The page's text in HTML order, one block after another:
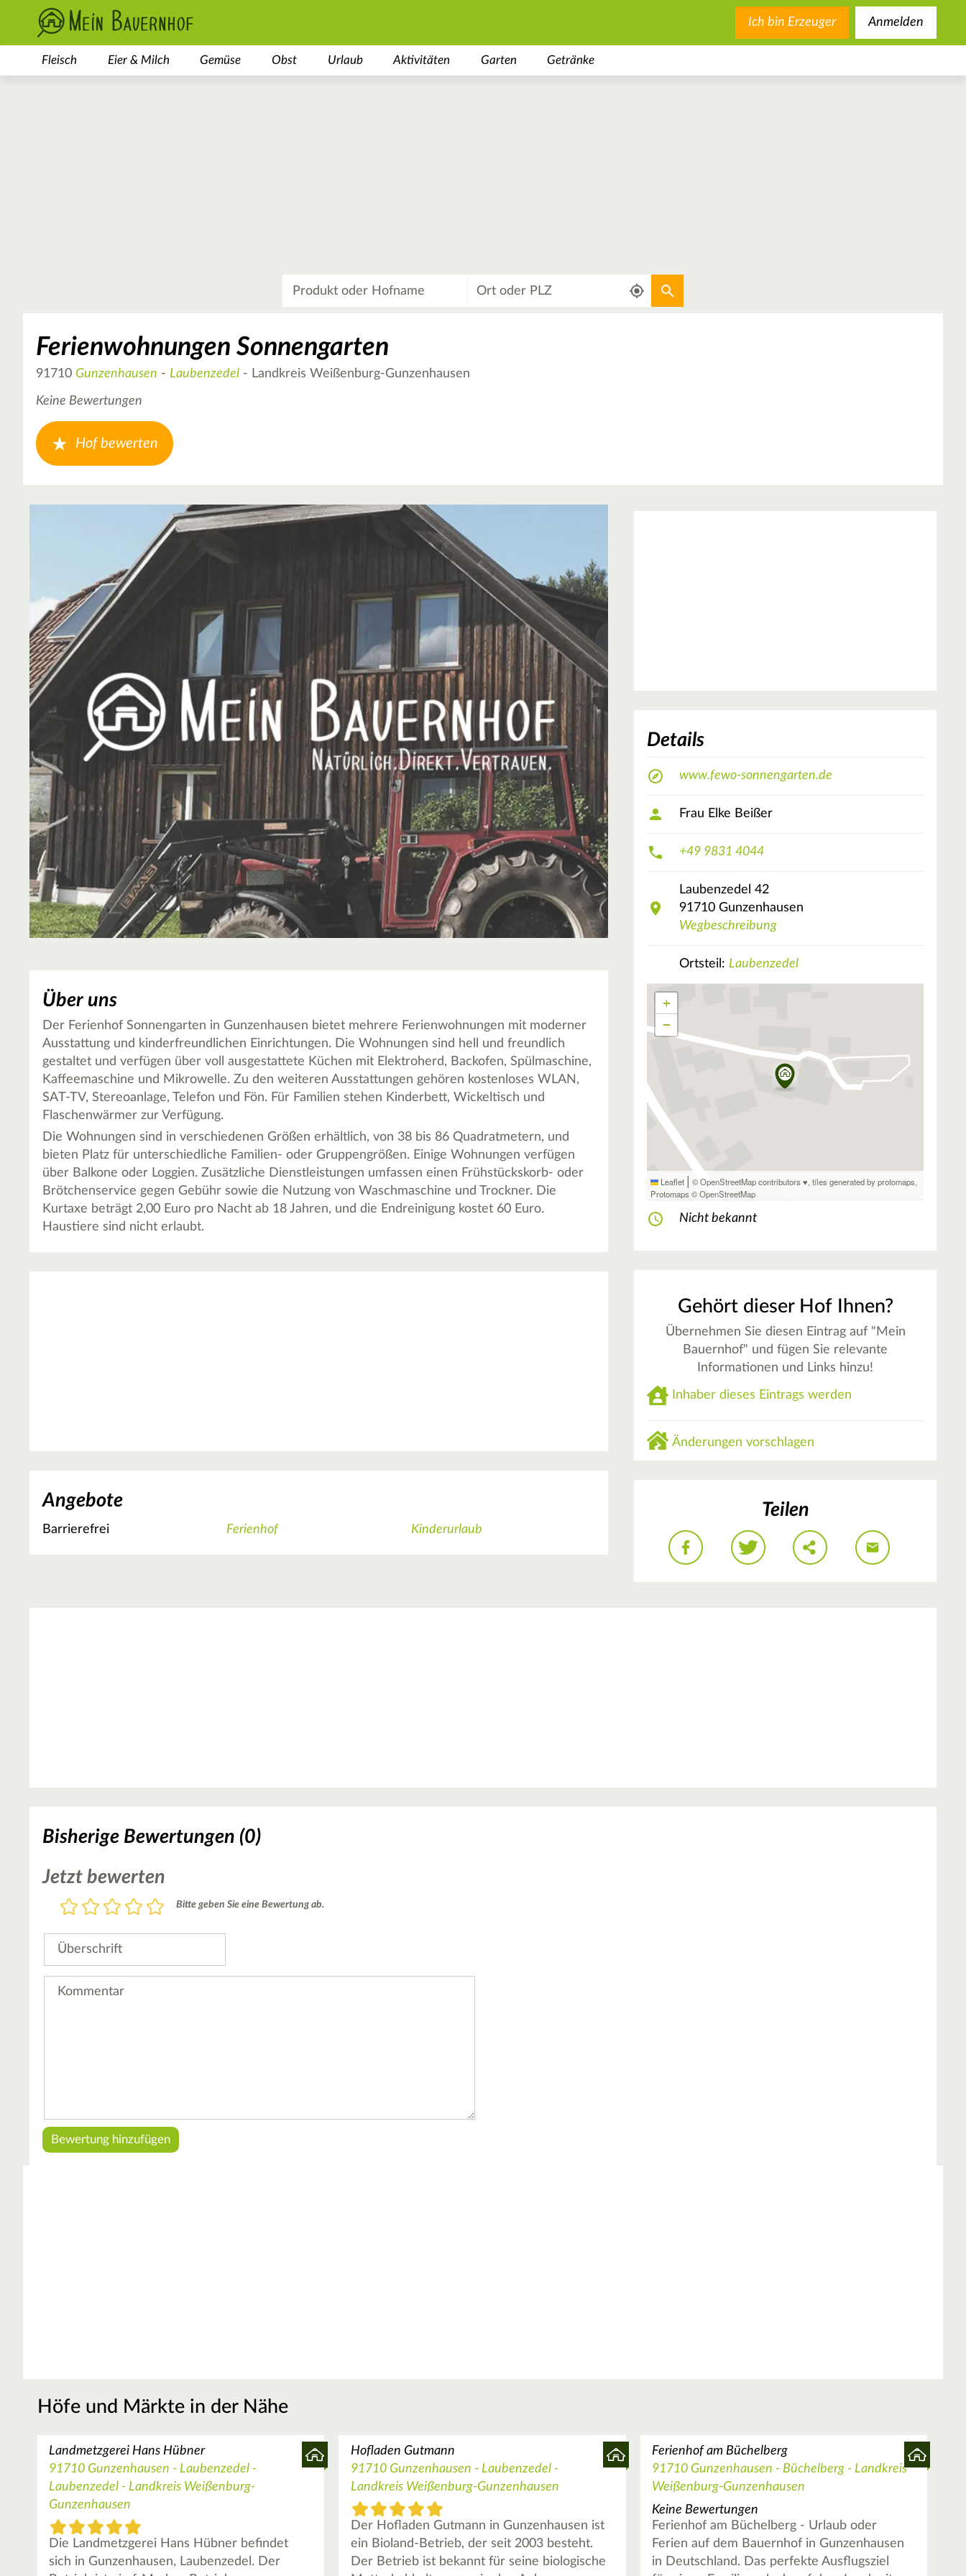
Ich bin Erzeuger Anmelden
Fleisch Eier & Milch Gemüse Obst Urlaub Aktivitäten Garten Getränke
Aktuellen Standort verwenden
Ferienwohnungen Sonnengarten
91710 Gunzenhausen - Laubenzedel - Landkreis Weißenburg-Gunzenhausen
Keine Bewertungen
Hof bewerten
Über uns
Der Ferienhof Sonnengarten in Gunzenhausen bietet mehrere Ferienwohnungen mit moderner
Ausstattung und kinderfreundlichen Einrichtungen. Die Wohnungen sind hell und freundlich
gestaltet und verfügen über voll ausgestattete Küchen mit Elektroherd, Backofen, Spülmaschine,
Kaffeemaschine und Mikrowelle. Zu den weiteren Ausstattungen gehören kostenloses WLAN,
SAT-TV, Stereoanlage, Telefon und Fön. Für Familien stehen Kinderbett, Wickeltisch und
Flaschenwärmer zur Verfügung.
Die Wohnungen sind in verschiedenen Größen erhältlich, von 38 bis 86 Quadratmetern, und
bieten Platz für unterschiedliche Familien- oder Gruppengrößen. Einige Wohnungen verfügen
über Balkone oder Loggien. Zusätzliche Dienstleistungen umfassen einen Frühstückskorb- oder
Brötchenservice gegen Gebühr sowie die Nutzung von Waschmaschine und Trockner. Die
Kurtaxe beträgt 2,00 Euro pro Nacht ab 18 Jahren, und die Endreinigung kostet 60 Euro.
Haustiere sind nicht erlaubt.
Angebote
Barrierefrei Ferienhof Kinderurlaub
Details
www.fewo-sonnengarten.de
Frau Elke Beißer
+49 9831 4044
Laubenzedel 42
91710 Gunzenhausen
Wegbeschreibung
Ortsteil: Laubenzedel
+
−
Leaflet | © OpenStreetMap contributors ♥,tiles generated by protomaps,
Protomaps ©OpenStreetMap
Nicht bekannt
Gehört dieser Hof Ihnen?
Übernehmen Sie diesen Eintrag auf "Mein
Bauernhof" und fügen Sie relevante
Informationen und Links hinzu!
Inhaber dieses Eintrags werden
Änderungen vorschlagen
Teilen
Bisherige Bewertungen (0)
Jetzt bewerten
Bewertung
5
4
3
2
1
Bitte geben Sie eine Bewertung ab.
Überschrift
Höfe und Märkte in der Nähe
Landmetzgerei Hans Hübner
91710 Gunzenhausen - Laubenzedel -
Laubenzedel - Landkreis Weißenburg-
Gunzenhausen
Die Landmetzgerei Hans Hübner befindet
sich in Gunzenhausen, Laubenzedel. Der
Hofladen Gutmann
91710 Gunzenhausen - Laubenzedel -
Landkreis Weißenburg-Gunzenhausen
Der Hofladen Gutmann in Gunzenhausen ist
ein Bioland-Betrieb, der seit 2003 besteht.
Der Betrieb ist bekannt für seine biologische
Ferienhof am Büchelberg
91710 Gunzenhausen - Büchelberg - Landkreis
Weißenburg-Gunzenhausen
Keine Bewertungen
Ferienhof am Büchelberg - Urlaub oder
Ferien auf dem Bauernhof in Gunzenhausen
in Deutschland. Das perfekte Ausflugsziel